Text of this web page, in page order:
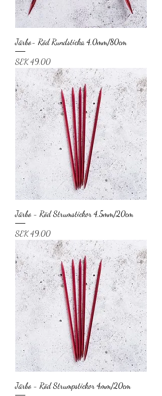
Järbo- Röd Rundsticka 4,0mm/80cm
Price
SEK 49.00
Järbo - Röd Strumstickor 4,5mm/20cm
Price
SEK 49.00
Järbo - Röd Strumpstickor 4mm/20cm